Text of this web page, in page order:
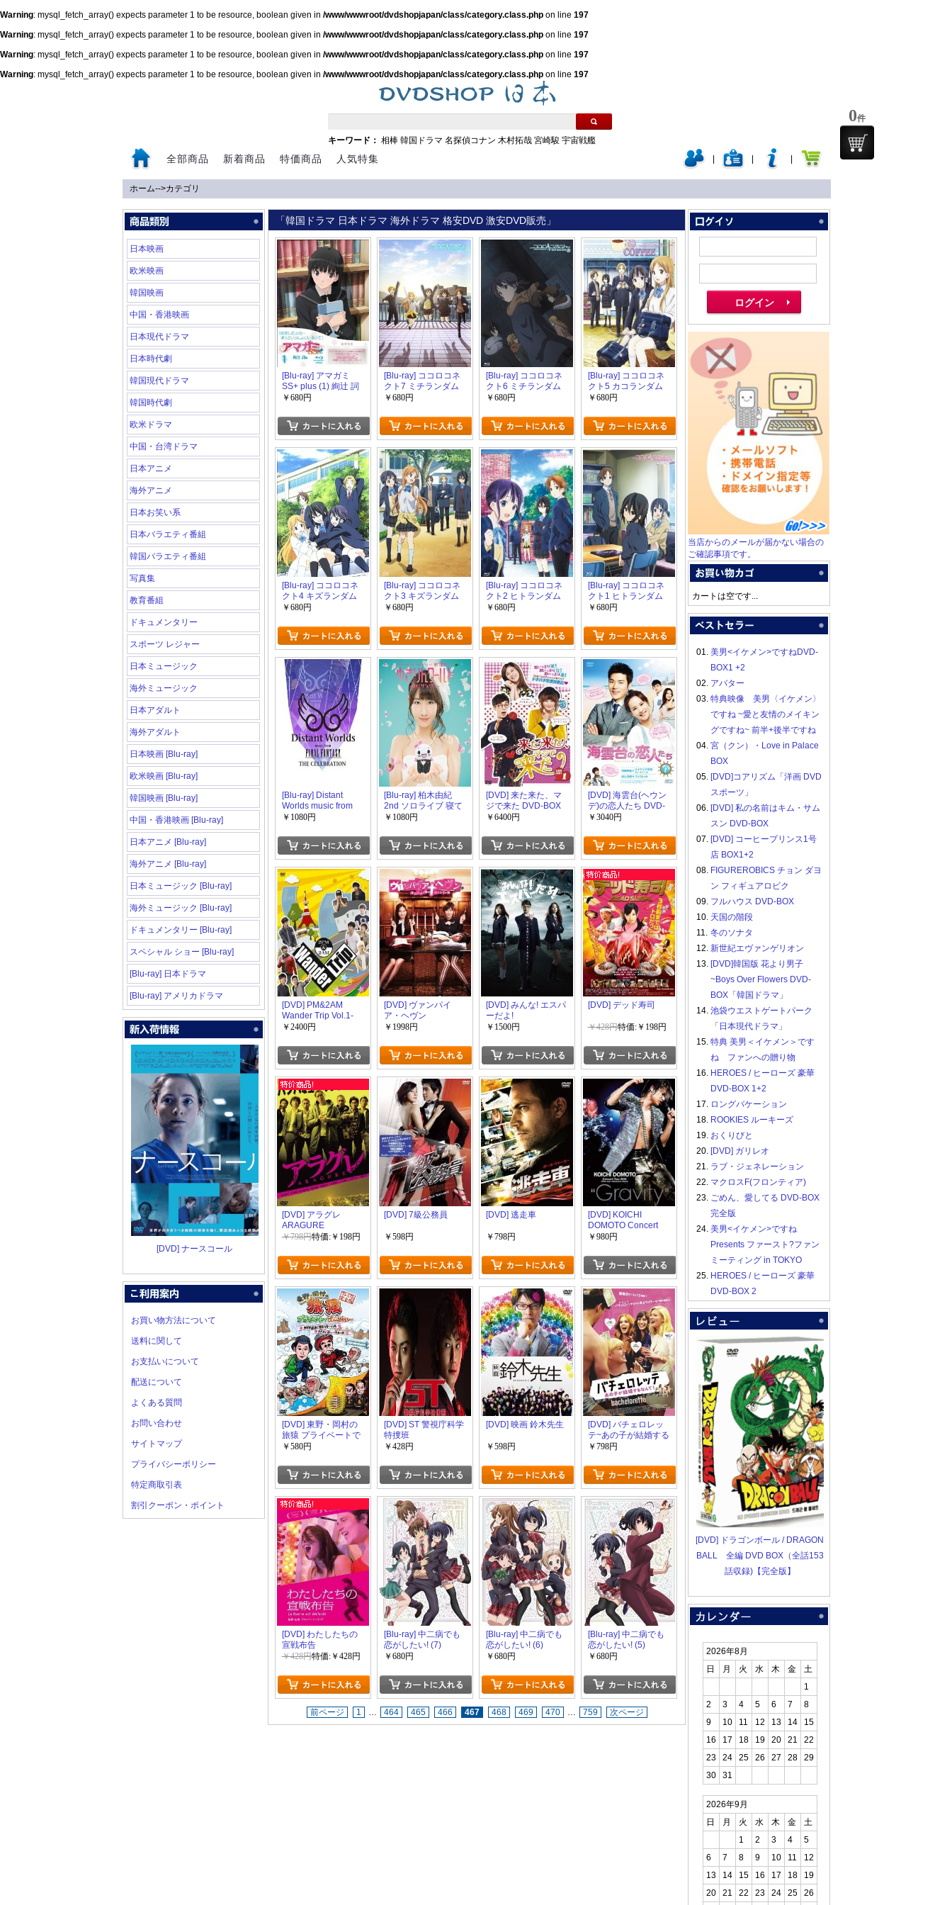
Warning: mysql_fetch_array() expects parameter 1 to be resource, boolean given in /www/wwwroot/dvdshopjapan/class/category.class.php on line 197
Warning: mysql_fetch_array() expects parameter 1 to be resource, boolean given in /www/wwwroot/dvdshopjapan/class/category.class.php on line 197
Warning: mysql_fetch_array() expects parameter 1 to be resource, boolean given in /www/wwwroot/dvdshopjapan/class/category.class.php on line 197
Warning: mysql_fetch_array() expects parameter 1 to be resource, boolean given in /www/wwwroot/dvdshopjapan/class/category.class.php on line 197
キーワード： 相棒 韓国ドラマ 名探偵コナン 木村拓哉 宮崎駿 宇宙戦艦
全部商品 新着商品 特価商品 人気特集
ホーム-->カテゴリ
日本映画
欧米映画
韓国映画
中国・香港映画
日本現代ドラマ
日本時代劇
韓国現代ドラマ
韓国時代劇
欧米ドラマ
中国・台湾ドラマ
日本アニメ
海外アニメ
日本お笑い系
日本バラエティ番組
韓国バラエティ番組
写真集
教育番組
ドキュメンタリー
スポーツ レジャー
日本ミュージック
海外ミュージック
日本アダルト
海外アダルト
日本映画 [Blu-ray]
欧米映画 [Blu-ray]
韓国映画 [Blu-ray]
中国・香港映画 [Blu-ray]
日本アニメ [Blu-ray]
海外アニメ [Blu-ray]
日本ミュージック [Blu-ray]
海外ミュージック [Blu-ray]
ドキュメンタリー [Blu-ray]
スペシャル ショー [Blu-ray]
[Blu-ray] 日本ドラマ
[Blu-ray] アメリカドラマ
[DVD] ナースコール
お買い物方法について
送料に関して
お支払いについて
配送について
よくある質問
お問い合わせ
サイトマップ
プライバシーポリシー
特定商取引表
割引クーポン・ポイント
「韓国ドラマ 日本ドラマ 海外ドラマ 格安DVD 激安DVD販売」
[Blu-ray] アマガミ
SS+ plus (1) 絢辻 詞
￥680円
[Blu-ray] ココロコネ
クト7 ミチランダム
下
￥680円
[Blu-ray] ココロコネ
クト6 ミチランダム
上
￥680円
[Blu-ray] ココロコネ
クト5 カコランダム
￥680円
[Blu-ray] ココロコネ
クト4 キズランダム
下
￥680円
[Blu-ray] ココロコネ
クト3 キズランダム
上
￥680円
[Blu-ray] ココロコネ
クト2 ヒトランダム
下
￥680円
[Blu-ray] ココロコネ
クト1 ヒトランダム
上
￥680円
[Blu-ray] Distant
Worlds music from
FINAL FANTASY THE
￥1080円
[Blu-ray] 柏木由紀
2nd ソロライブ 寝て
も覚めてもゆきりん
ちゃうぞっ
￥1080円
[DVD] 来た来た、マ
ジで来た DVD-BOX
1+2
￥6400円
[DVD] 海雲台(ヘウン
デ)の恋人たち DVD-
BOX 1+2
￥3040円
[DVD] PM&2AM
Wander Trip Vol.1-
Vol.6
￥2400円
[DVD] ヴァンパイ
ア・ヘヴン
￥1998円
[DVD] みんな! エスパ
ーだよ!
￥1500円
[DVD] デッド寿司
￥428円特価:￥198円
[DVD] アラグレ
ARAGURE
￥798円特価:￥198円
[DVD] 7級公務員
￥598円
[DVD] 逃走車
￥798円
[DVD] KOICHI
DOMOTO Concert
Tour 2012 "Gravity"
￥980円
[DVD] 東野・岡村の
旅猿 プライベートで
ごめんなさい… 地獄
う! の旅&是非見て欲
しい奈良の旅
￥580円
[DVD] ST 警視庁科学
特捜班
￥428円
[DVD] 映画 鈴木先生
￥598円
[DVD] バチェロレッ
テ~あの子が結婚する
なんて! ~
￥798円
[DVD] わたしたちの
宣戦布告
￥428円特価:￥428円
[Blu-ray] 中二病でも
恋がしたい! (7)
￥680円
[Blu-ray] 中二病でも
恋がしたい! (6)
￥680円
[Blu-ray] 中二病でも
恋がしたい! (5)
￥680円
前ページ 1 … 464 465 466 467 468 469 470 … 759 次ページ
当店からのメールが届かない場合の
ご確認事項です。
カートは空です...
01. 美男<イケメン>ですねDVD-
BOX1 +2
02. アバター
03. 特典映像 美男〈イケメン〉
ですね ~愛と友情のメイキン
グですね~ 前半+後半ですね
04. 宮（クン）・Love in Palace
BOX
05. [DVD]コアリズム「洋画 DVD
スポーツ」
06. [DVD] 私の名前はキム・サム
スン DVD-BOX
07. [DVD] コーヒープリンス1号
店 BOX1+2
08. FIGUREROBICS チョン ダヨ
ン フィギュアロビク
09. フルハウス DVD-BOX
10. 天国の階段
11. 冬のソナタ
12. 新世紀エヴァンゲリオン
13. [DVD]韓国版 花より男子
~Boys Over Flowers DVD-
BOX「韓国ドラマ」
14. 池袋ウエストゲートパーク
「日本現代ドラマ」
15. 特典 美男＜イケメン＞です
ね ファンへの贈り物
16. HEROES / ヒーローズ 豪華
DVD-BOX 1+2
17. ロングバケーション
18. ROOKIES ルーキーズ
19. おくりびと
20. [DVD] ガリレオ
21. ラブ・ジェネレーション
22. マクロスF(フロンティア)
23. ごめん、愛してる DVD-BOX
完全版
24. 美男<イケメン>ですね
Presents ファースト?ファン
ミーティング in TOKYO
25. HEROES / ヒーローズ 豪華
DVD-BOX 2
[DVD] ドラゴンボール / DRAGON
BALL 全編 DVD BOX（全話153
話収録)【完全版】
2026年8月
日
月 火 水 木 金
土
1
2
3 4 5 6 7
8
9
10 11 12 13 14
15
16
17 18 19 20 21
22
23
24 25 26 27 28
29
30
31
2026年9月
日
月 火 水 木 金
土
1
2 3 4
5
6
7 8 9 10 11
12
13
14 15 16 17 18
19
20
21 22 23 24 25 26
0件